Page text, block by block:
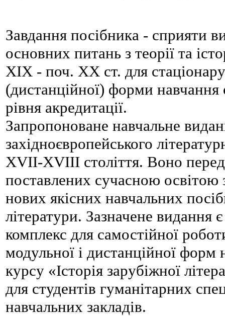
Завдання посібника - сприяти
основних питань з теорії та
XIX - поч. XX ст. для
(дистанційної) форми
рівня акредитації.
Запропоноване навчальне
західноєвропейського
XVII-XVIII століття. Воно
поставлених сучасною освітою
нових якісних навчальних
літератури. Зазначене видання
комплекс для самостійної
модульної і дистанційної форм
курсу «Історія зарубіжної
для студентів гуманітарних
навчальних закладів.